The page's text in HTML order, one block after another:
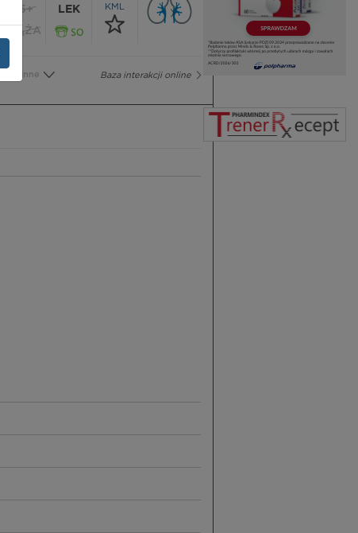
65+
CIĄŻA
LEK
KML
Baza interakcji online
Inne